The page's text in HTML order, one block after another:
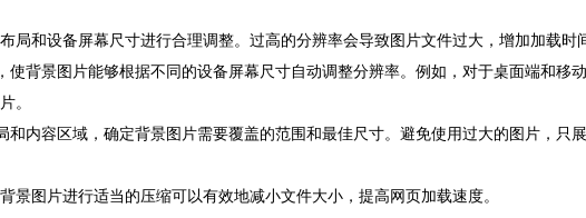
局和设备屏幕尺寸进行合理调整。过高的分辨率会导致图片文件过大，增加加载时
背景图片能够根据不同的设备屏幕尺寸自动调整分辨率。例如，对于桌面端和移
。
内容区域，确定背景图片需要覆盖的范围和最佳尺寸。避免使用过大的图片，只
景图片进行适当的压缩可以有效地减小文件大小，提高网页加载速度。